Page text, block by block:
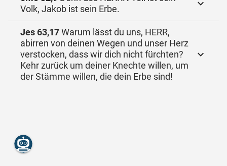
Volk, Jakob ist sein Erbe.
Jes 63,17Warum lässt du uns, HERR,
abirren von deinen Wegen und unser Herz
verstocken, dass wir dich nicht fürchten?
Kehr zurück um deiner Knechte willen, um
der Stämme willen, die dein Erbe sind!